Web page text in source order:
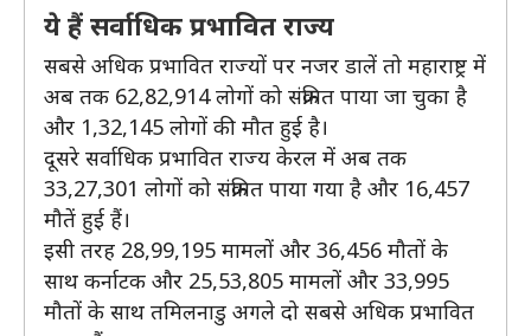
ये हैं सर्वाधिक प्रभावित राज्य
सबसे अधिक प्रभावित राज्यों पर नजर डालें तो महाराष्ट्र में
अब तक 62,82,914 लोगों को संक्रमित पाया जा चुका है
और 1,32,145 लोगों की मौत हुई है।
दूसरे सर्वाधिक प्रभावित राज्य केरल में अब तक
33,27,301 लोगों को संक्रमित पाया गया है और 16,457
मौतें हुई हैं।
इसी तरह 28,99,195 ​मामलों और 36,456 मौतों के
साथ कर्नाटक और 25,53,805 मामलों और 33,995
मौतों के साथ तमिलनाडु अगले दो सबसे अधिक प्रभावित